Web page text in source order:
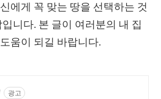
에게 꼭 맞는 땅을 선택하는 것
니다. 본 글이 여러분의 내 집
움이 되길 바랍니다.
광고